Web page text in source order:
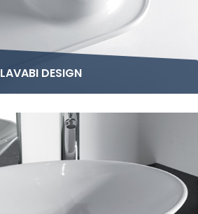
LAVABI DESIGN